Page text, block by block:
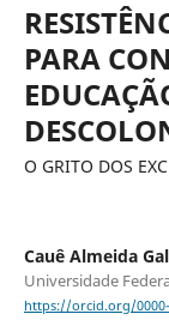
PARA
O GRITO DOS
Cauê Almeida
Universidade
https://orcid.org/0000-